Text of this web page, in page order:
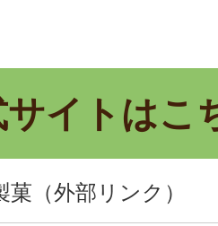
イトはこ
菓 （外部リンク）